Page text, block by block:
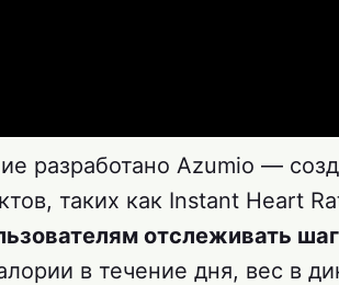
разработано Azumio —
таких как Instant Heart
отслеживать
в течение дня, вес в